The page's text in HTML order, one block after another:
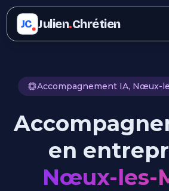
JC Julien.Chrétien
Accompagnement IA, Nœux-
en
Nœux-les-